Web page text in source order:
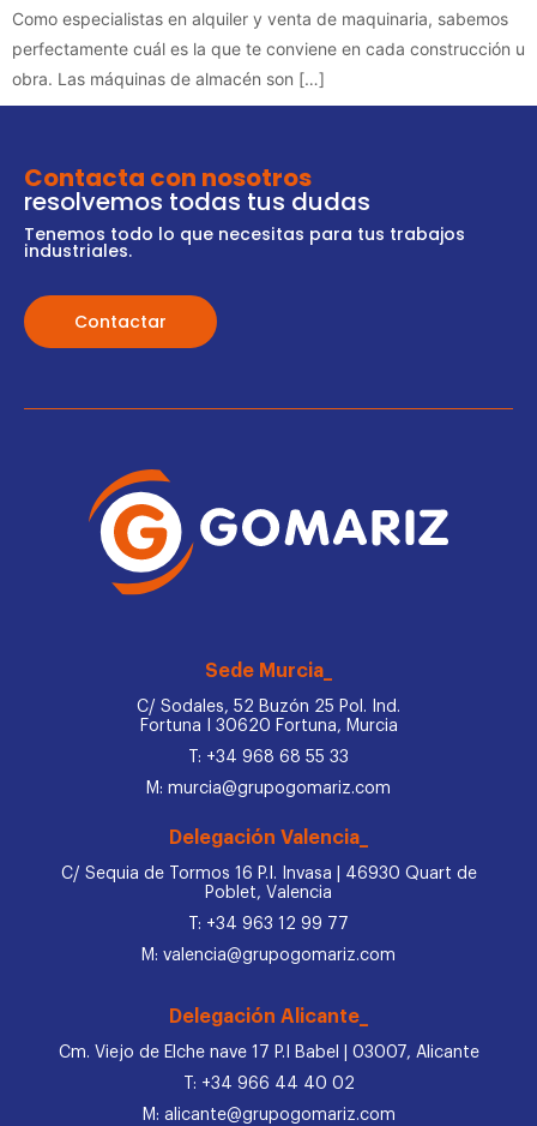
Como especialistas en alquiler y venta de maquinaria, sabemos
perfectamente cuál es la que te conviene en cada construcción u
obra. Las máquinas de almacén son […]
Contacta con nosotros
resolvemos todas tus dudas
Tenemos todo lo que necesitas para tus trabajos
industriales.
Contactar
Sede Murcia_
C/ Sodales, 52 Buzón 25 Pol. Ind.
Fortuna I 30620 Fortuna, Murcia
T: +34 968 68 55 33
M: murcia@grupogomariz.com
Delegación Valencia_
C/ Sequia de Tormos 16 P.I. Invasa | 46930 Quart de
Poblet, Valencia
T: +34 963 12 99 77
M: valencia@grupogomariz.com
Delegación Alicante_
Cm. Viejo de Elche nave 17 P.I Babel | 03007, Alicante
T: +34 966 44 40 02
M: alicante@grupogomariz.com